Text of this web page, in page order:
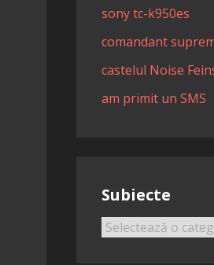
sony tc-k950es
comandant
castelul Noise
am primit un SMS
Subiecte
Subiecte